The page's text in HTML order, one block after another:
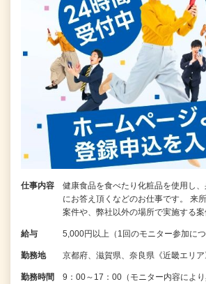
仕事内容
健康食品を食べたり化粧品を使用し
にお答え頂くなどのお仕事です。 来
案件や、弊社以外の場所で実施する
給与 5,000円以上（1回のモニター参加に
勤務地 京都府、滋賀県、奈良県《近畿エリア
勤務時間
9：00～17：00（モニター内容によ